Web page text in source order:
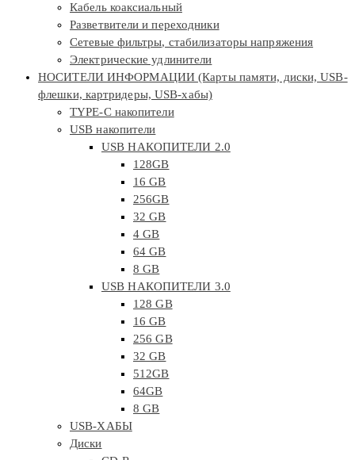
Кабель коаксиальный
Разветвители и переходники
Сетевые фильтры, стабилизаторы напряжения
Электрические удлинители
НОСИТЕЛИ ИНФОРМАЦИИ (Карты памяти, диски, USB-
флешки, картридеры, USB-хабы)
TYPE-C накопители
USB накопители
USB НАКОПИТЕЛИ 2.0
128GB
16 GB
256GB
32 GB
4 GB
64 GB
8 GB
USB НАКОПИТЕЛИ 3.0
128 GB
16 GB
256 GB
32 GB
512GB
64GB
8 GB
USB-ХАБЫ
Диски